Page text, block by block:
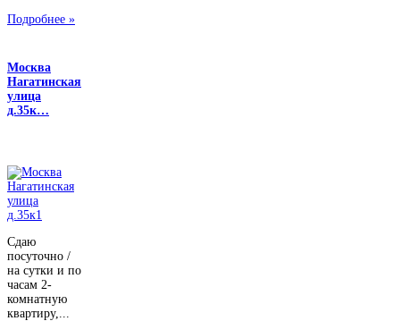
Подробнее »
Москва
Нагатинская
улица
д.35к…
Сдаю
посуточно /
на сутки и по
часам 2-
комнатную
квартиру,...